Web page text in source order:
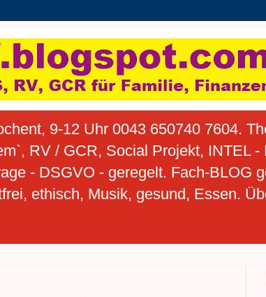
9-12 Uhr 0043 650740 7604.
RV / GCR, Social Projekt, INTEL
- DSGVO - geregelt. Fach-BLOG
ethisch, Musik, gesund, Essen.